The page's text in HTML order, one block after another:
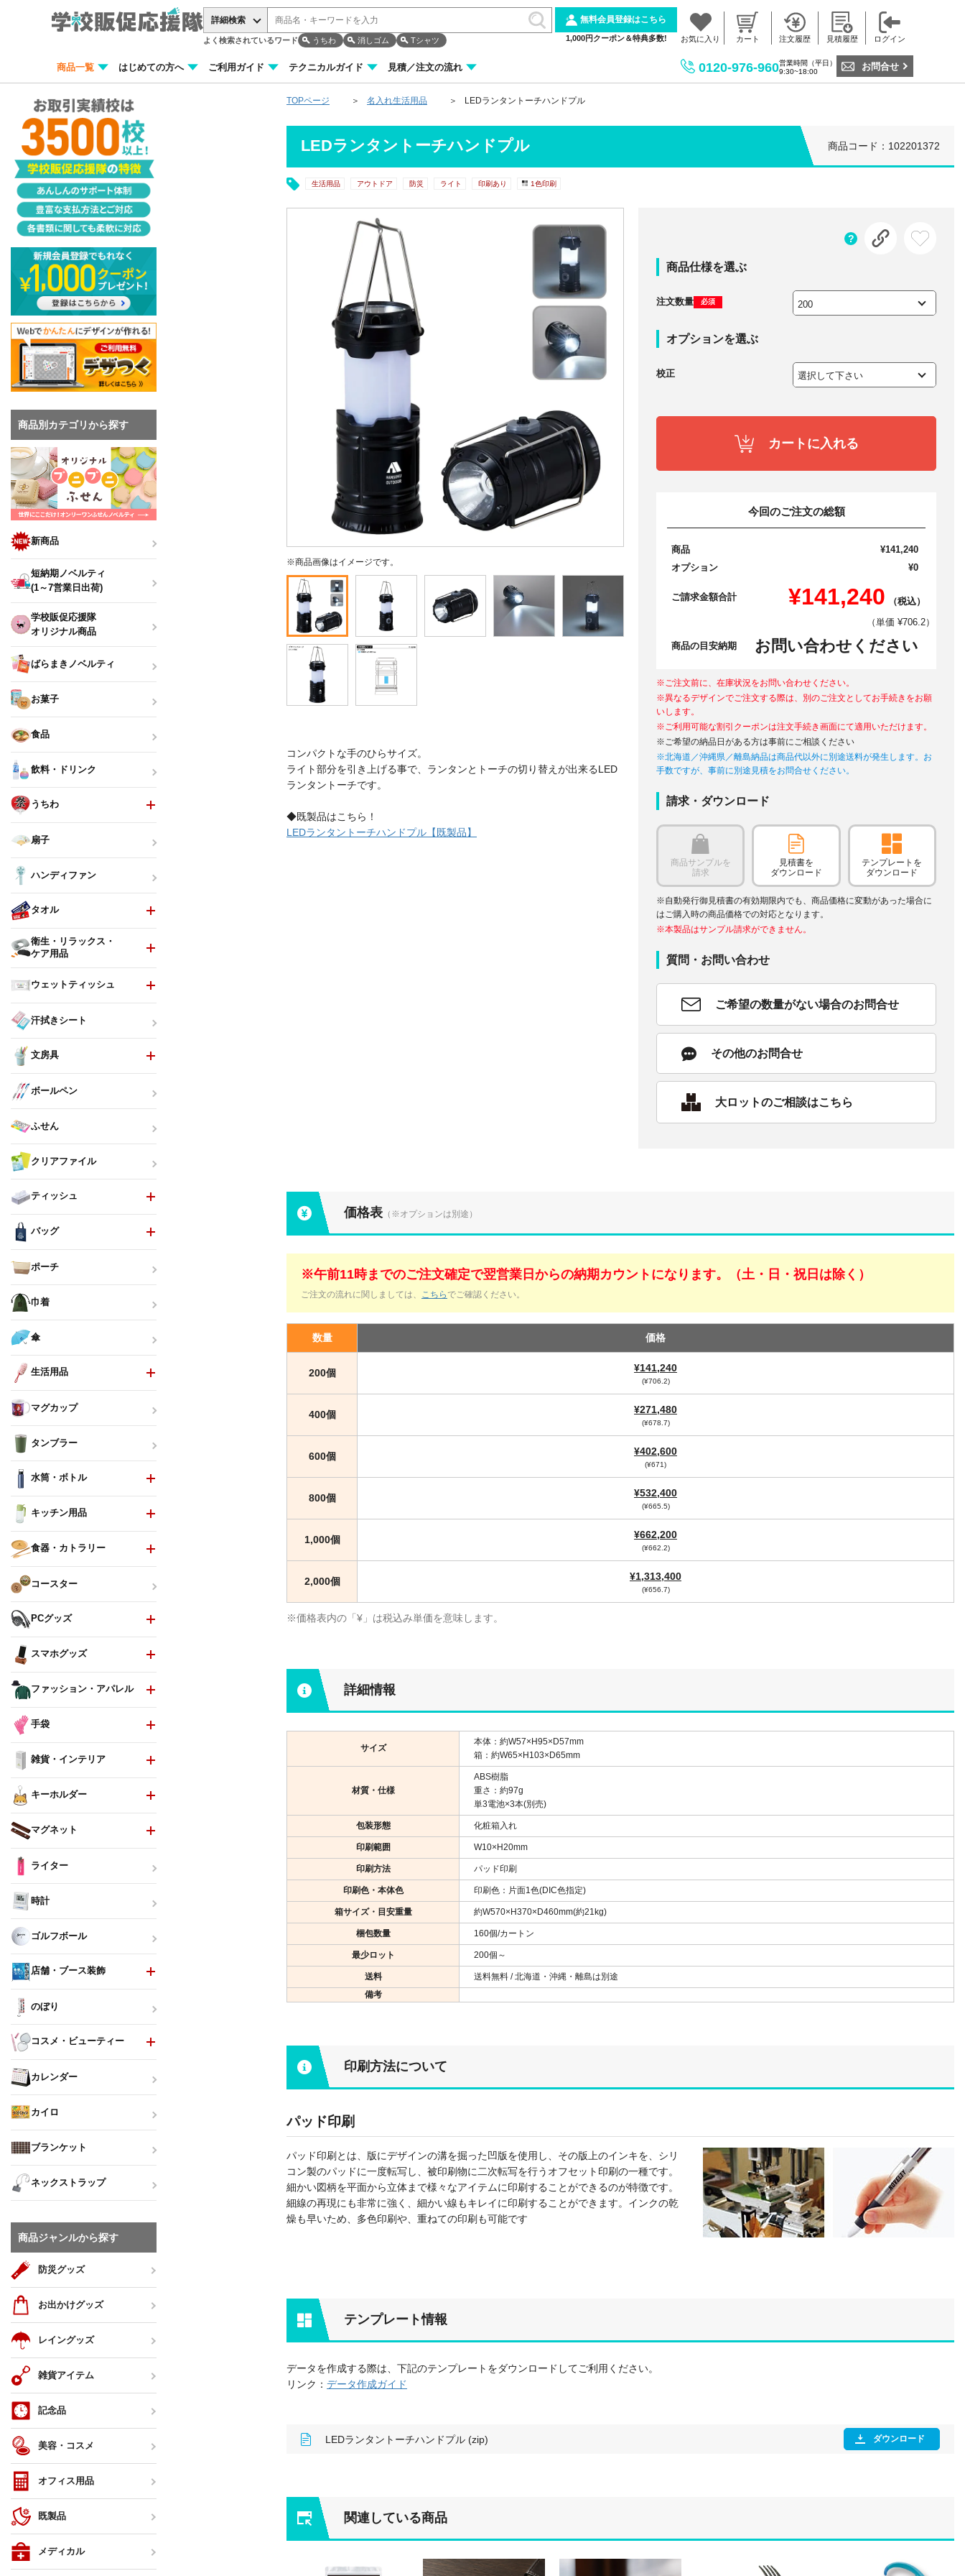
詳細検索
よく検索されているワード うちわ 消しゴム Tシャツ
無料会員登録はこちら
1,000円クーポン＆特典多数! お気に入り カート 注文履歴 見積履歴 ログイン
商品一覧 はじめての方へ ご利用ガイド テクニカルガイド 見積／注文の流れ 0120-976-960営業時間（平日）
9:30~18:00
お問合せ
TOPページ 名入れ生活用品 LEDランタントーチハンドプル
LEDランタントーチハンドプル 商品コード：102201372
生活用品 アウトドア 防災 ライト 印刷あり 1色印刷
※商品画像はイメージです。
コンパクトな手のひらサイズ。
ライト部分を引き上げる事で、ランタンとトーチの切り替えが出来るLED
ランタントーチです。
◆既製品はこちら！
LEDランタントーチハンドプル【既製品】
商品仕様を選ぶ
注文数量 必須
オプションを選ぶ
校正
カートに入れる
今回のご注文の総額
商品
¥141,240
オプション
¥0
ご請求金額合計 ¥141,240
（税込）
（単価 ¥706.2）
商品の目安納期 お問い合わせください
※ご注文前に、在庫状況をお問い合わせください。
※異なるデザインでご注文する際は、別のご注文としてお手続きをお願
いします。
※ご利用可能な割引クーポンは注文手続き画面にて適用いただけます。
※ご希望の納品日がある方は事前にご相談ください
※北海道／沖縄県／離島納品は商品代以外に別途送料が発生します。お
手数ですが、事前に別途見積をお問合せください。
請求・ダウンロード
商品サンプルを
請求
見積書を
ダウンロード
テンプレートを
ダウンロード
※自動発行御見積書の有効期限内でも、商品価格に変動があった場合に
はご購入時の商品価格での対応となります。
※本製品はサンプル請求ができません。
質問・お問い合わせ
ご希望の数量がない場合のお問合せ
その他のお問合せ
大ロットのご相談はこちら
価格表 （※オプションは別途）
※午前11時までのご注文確定で翌営業日からの納期カウントになります。（土・日・祝日は除く）
ご注文の流れに関しましては、 こちら でご確認ください。
数量 価格
200個 ¥141,240
(¥706.2)
400個 ¥271,480
(¥678.7)
600個 ¥402,600
(¥671)
800個 ¥532,400
(¥665.5)
1,000個 ¥662,200
(¥662.2)
2,000個 ¥1,313,400
(¥656.7)
※価格表内の「¥」は税込み単価を意味します。
詳細情報
サイズ
本体：約W57×H95×D57mm
箱：約W65×H103×D65mm
材質・仕様
ABS樹脂
重さ：約97g
単3電池×3本(別売)
包装形態 化粧箱入れ
印刷範囲 W10×H20mm
印刷方法 パッド印刷
印刷色・本体色 印刷色：片面1色(DIC色指定)
箱サイズ・目安重量 約W570×H370×D460mm(約21kg)
梱包数量 160個/カートン
最少ロット 200個～
送料
送料無料 / 北海道・沖縄・離島は別途
備考
印刷方法について
パッド印刷
パッド印刷とは、版にデザインの溝を掘った凹版を使用し、その版上のインキを、シリ
コン製のパッドに一度転写し、被印刷物に二次転写を行うオフセット印刷の一種です。
細かい図柄を平面から立体まで様々なアイテムに印刷することができるのが特徴です。
細線の再現にも非常に強く、細かい線もキレイに印刷することができます。インクの乾
燥も早いため、多色印刷や、重ねての印刷も可能です
テンプレート情報
データを作成する際は、下記のテンプレートをダウンロードしてご利用ください。
リンク： データ作成ガイド
LEDランタントーチハンドプル (zip) ダウンロード
関連している商品
商品別カテゴリから探す
新商品
短納期ノベルティ
(1～7営業日出荷)
学校販促応援隊
オリジナル商品
ばらまきノベルティ
お菓子
食品
飲料・ドリンク
うちわ
扇子
ハンディファン
タオル
衛生・リラックス・
ケア用品
ウェットティッシュ
汗拭きシート
文房具
ボールペン
ふせん
クリアファイル
ティッシュ
バッグ
ポーチ
巾着
傘
生活用品
マグカップ
タンブラー
水筒・ボトル
キッチン用品
食器・カトラリー
コースター
PCグッズ
スマホグッズ
ファッション・アパレル
手袋
雑貨・インテリア
キーホルダー
マグネット
ライター
時計
ゴルフボール
店舗・ブース装飾
のぼり
コスメ・ビューティー
カレンダー
カイロ
ブランケット
ネックストラップ
商品ジャンルから探す
防災グッズ
お出かけグッズ
レイングッズ
雑貨アイテム
記念品
美容・コスメ
オフィス用品
既製品
メディカル